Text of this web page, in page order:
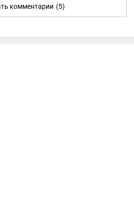
комментарии (5)